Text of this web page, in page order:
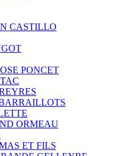
CASTILLO
PONCET
ORMEAU
ET FILS